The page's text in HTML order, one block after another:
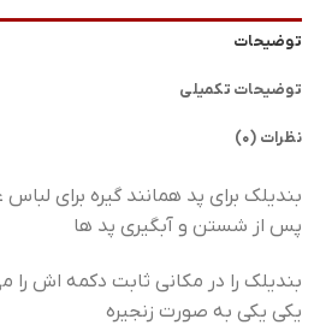
توضیحات
توضیحات تکمیلی
نظرات (0)
بندیلک برای پد همانند گیره برای
پس از شستن و آبگیری پد ها
بندیلک را در مکانی ثابت دکمه اش
یکی یکی به صورت زنجیره